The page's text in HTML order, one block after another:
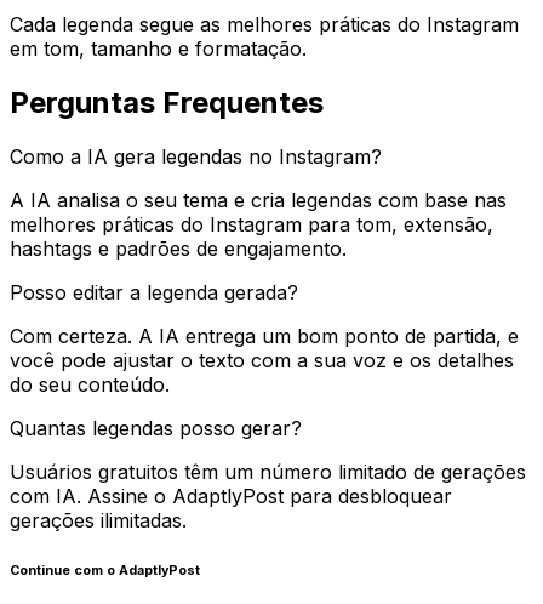
Cada legenda segue as melhores práticas do Instagram
em tom, tamanho e formatação.
Perguntas Frequentes
Como a IA gera legendas no Instagram?
A IA analisa o seu tema e cria legendas com base nas
melhores práticas do Instagram para tom, extensão,
hashtags e padrões de engajamento.
Posso editar a legenda gerada?
Com certeza. A IA entrega um bom ponto de partida, e
você pode ajustar o texto com a sua voz e os detalhes
do seu conteúdo.
Quantas legendas posso gerar?
Usuários gratuitos têm um número limitado de gerações
com IA. Assine o AdaptlyPost para desbloquear
gerações ilimitadas.
Continue com o AdaptlyPost